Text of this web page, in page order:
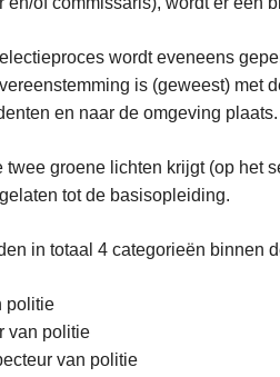
wordt eveneens
is (geweest) met
en naar de omgeving plaats.
twee groene lichten krijgt (op het
tot de basisopleiding.
in totaal 4 categorieën binnen
politie
van politie
van politie